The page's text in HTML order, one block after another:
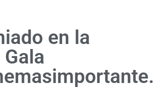
en la